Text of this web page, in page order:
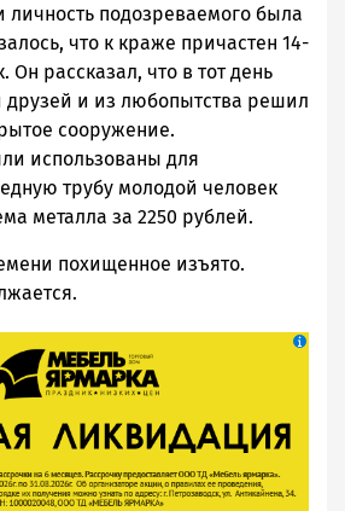
личность подозреваемого была
что к краже причастен 14-
Он рассказал, что в тот день
друзей и из любопытства решил
сооружение.
использованы для
трубу молодой человек
металла за 2250 рублей.
похищенное изъято.